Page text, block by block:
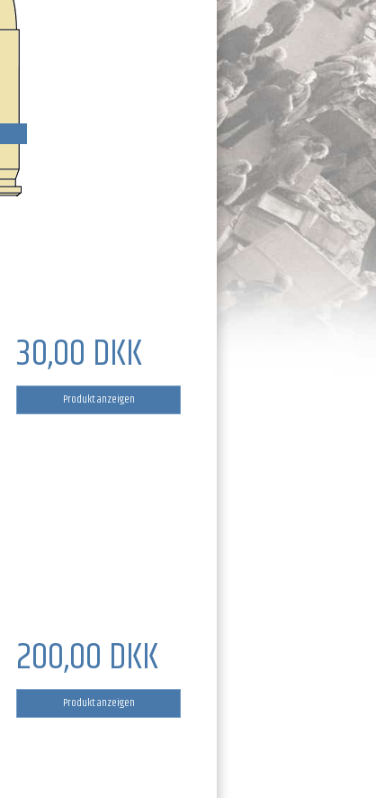
30,00 DKK
Produkt anzeigen
200,00 DKK
Produkt anzeigen